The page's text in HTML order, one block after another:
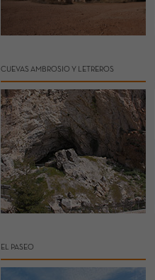
CUEVAS AMBROSIO Y LETREROS
EL PASEO